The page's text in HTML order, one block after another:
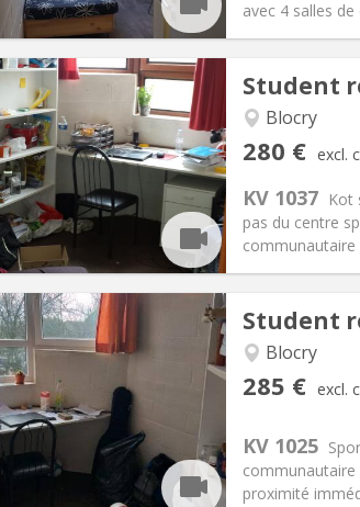
avec 4 salles
Info
Student
Blocry
280 € excl.
KV 1037 Kot
pas du centre
communautaire
Info
€
10 €
Summer vacation
No
Bathroom:
Surface:10
Student
Blocry
285 € excl.
KV 1025
communautaire
proximité
Info
285 €
5 €
Summer vacation
No
Bathroom:
Private